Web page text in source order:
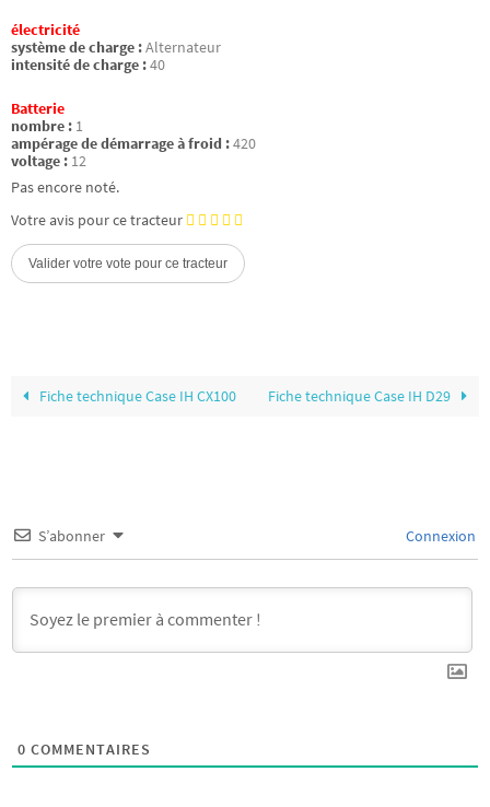
électricité
système de charge :Alternateur
intensité de charge :40
Batterie
nombre : 1
ampérage de démarrage à froid :420
voltage : 12
Pas encore noté.
Votre avis pour ce tracteur
Fiche technique Case IH CX100 Fiche technique Case IH D29
S’abonner Connexion
0 COMMENTAIRES